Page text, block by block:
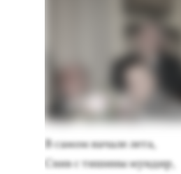
В са­мом на­чале ле­та,
Сняв с ти­шины мун­дир,